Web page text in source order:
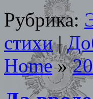
Рубрика:
стихи |
Home»